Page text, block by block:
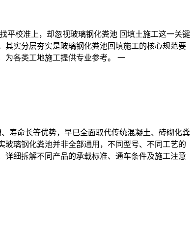
平校准上，却忽视玻璃钢化粪池 回填土施工这一关键
实分层夯实是玻璃钢化粪池回填施工的核心规范要
为各类工地施工提供专业参考。 一
寿命长等优势，早已全面取代传统混凝土、砖砌化粪
璃钢化粪池并非全部通用，不同型号、不同工艺的
细拆解不同产品的承载标准、通车条件及施工注意